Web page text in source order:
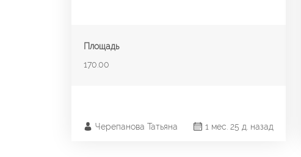
Площадь
170.00
1 мес. 25 д. назад
Черепанова Татьяна